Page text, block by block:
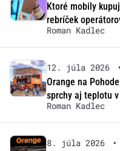
Ktoré mobily
rebríček
Roman Kadlec
12. júla 2026 •
Orange na
sprchy aj teplotu
Roman Kadlec
8. júla 2026 •